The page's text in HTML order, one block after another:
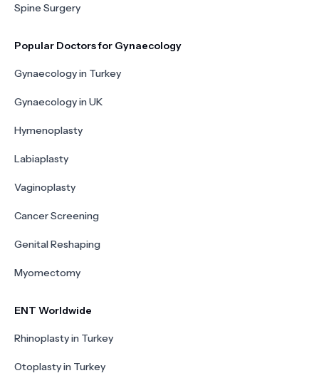
Spine Surgery
Popular Doctors for Gynaecology
Gynaecology in Turkey
Gynaecology in UK
Hymenoplasty
Labiaplasty
Vaginoplasty
Cancer Screening
Genital Reshaping
Myomectomy
ENT Worldwide
Rhinoplasty in Turkey
Otoplasty in Turkey